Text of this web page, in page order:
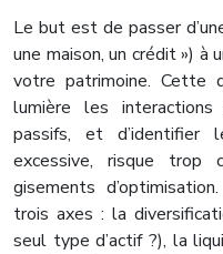
Le but est de passer
une maison, un crédit ») à
votre patrimoine. Cette
lumière les
passifs, et d’identifier
excessive, risque trop
gisements
trois axes : la
seul type d’actif ?), la